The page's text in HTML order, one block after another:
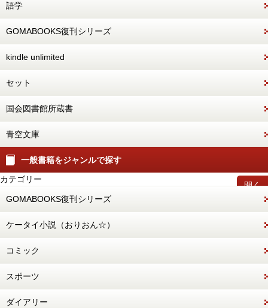
語学
GOMABOOKS復刊シリーズ
kindle unlimited
セット
国会図書館所蔵書
青空文庫
一般書籍をジャンルで探す
開く
カテゴリー
GOMABOOKS復刊シリーズ
ケータイ小説（おりおん☆）
コミック
スポーツ
ダイアリー